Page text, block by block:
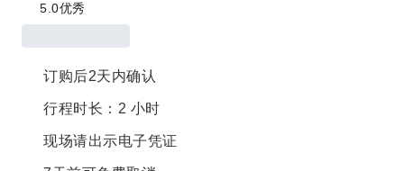
5.0优秀
订购后2天内确认
行程时长：2 小时
现场请出示电子凭证